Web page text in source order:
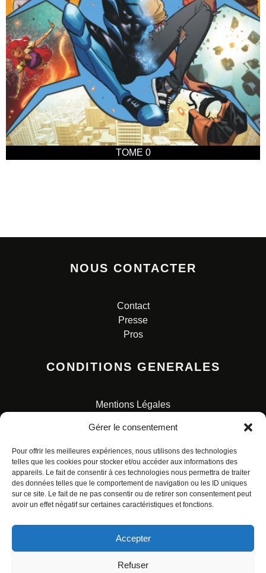
Gérer le consentement
Pour offrir les meilleures expériences, nous utilisons des technologies
telles que les cookies pour stocker et/ou accéder aux informations des
appareils. Le fait de consentir à ces technologies nous permettra de traiter
des données telles que le comportement de navigation ou les ID uniques
sur ce site. Le fait de ne pas consentir ou de retirer son consentement peut
avoir un effet négatif sur certaines caractéristiques et fonctions.
Accepter
Refuser
TOME 0
NOUS CONTACTER
Contact
Presse
Pros
CONDITIONS GENERALES
Mentions Légales
Charte pour la protection des données personnelles
© ALL RIGHTS RESERVED. URBAN COMICS POUR LES